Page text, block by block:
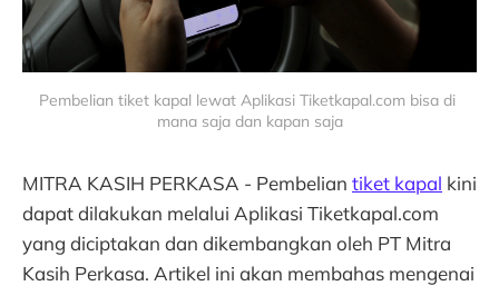
Pembelian tiket kapal lewat Aplikasi Tiketkapal.com bisa di
mana saja dan kapan saja
MITRA KASIH PERKASA - Pembelian tiket kapal kini
dapat dilakukan melalui Aplikasi Tiketkapal.com
yang diciptakan dan dikembangkan oleh PT Mitra
Kasih Perkasa. Artikel ini akan membahas mengenai